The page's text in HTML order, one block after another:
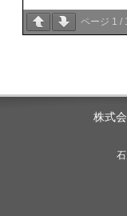
ページ 1 /
株式